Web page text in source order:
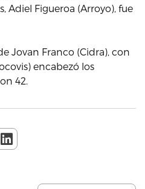
Adiel Figueroa (Arroyo), fue
Jovan Franco (Cidra), con
encabezó los
42.